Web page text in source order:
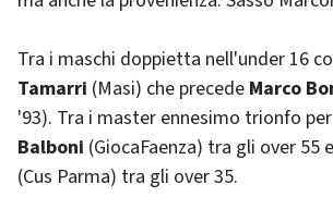
Tra i maschi doppietta nell'under 16
Tamarri (Masi) che precede Marco
'93). Tra i master ennesimo trionfo per
Balboni (GiocaFaenza) tra gli over 55
(Cus Parma) tra gli over 35.